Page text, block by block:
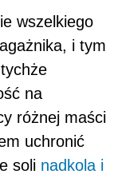
wszelkiego
i tym
na
różnej maści
uchronić
soli nadkola i